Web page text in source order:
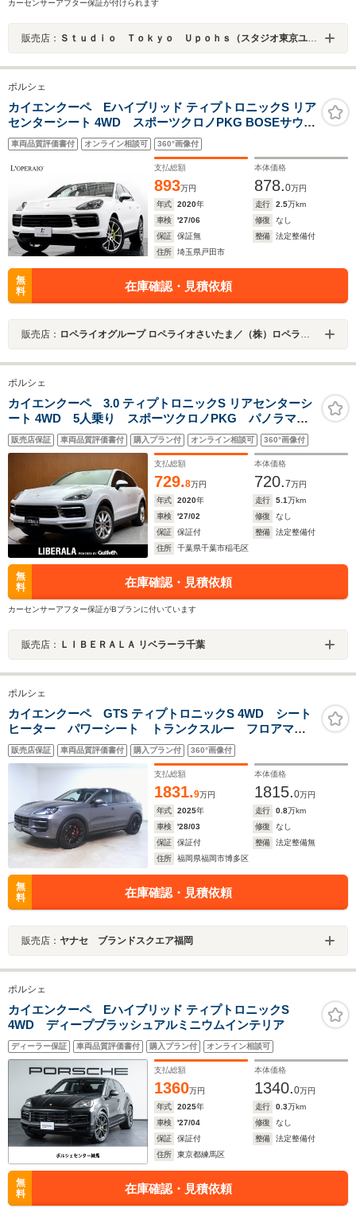
カーセンサーアフター保証が付けられます
販売店： Ｓｔｕｄｉｏ Ｔｏｋｙｏ Ｕｐｏｈｓ（スタジオ東京ユーポス）
ポルシェ
カイエンクーペ Eハイブリッド ティプトロニックS リア
センターシート 4WD スポーツクロノPKG BOSEサウン
ド シートヒーター ベンチレーター PAMS パノラマルー
フ アダプティブクルーズコントロール
車両品質評価書付 オンライン相談可 360°画像付
支払総額
893万円
本体価格
878.0万円
年式
2020年 走行 2.5万km
車検
'27/06 修復
なし
保証
保証無 整備
法定整備付
住所
埼玉県戸田市
無
料
在庫確認・見積依頼
販売店： ロペライオグループ ロペライオさいたま／（株）ロペライオ
ポルシェ
カイエンクーペ 3.0 ティプトロニックS リアセンターシ
ート 4WD 5人乗り スポーツクロノPKG パノラマ
SR ACC ベージュ革 シートH ナビ 360° Dイン
ナーミラー 純正20インチAW マトリックスLED 電動
リアゲート アクティブセーフティ エントリー&ドライ
ブシステム
販売店保証 車両品質評価書付 購入プラン付 オンライン相談可 360°画像付
支払総額
729.8万円
本体価格
720.7万円
年式
2020年 走行 5.1万km
車検
'27/02 修復
なし
保証
保証付 整備
法定整備付
住所
千葉県千葉市稲毛区
無
料
在庫確認・見積依頼
カーセンサーアフター保証がBプランに付いています
販売店： ＬＩＢＥＲＡＬＡ リベラーラ千葉
ポルシェ
カイエンクーペ GTS ティプトロニックS 4WD シート
ヒーター パワーシート トランクスルー フロアマッ
ト ナビ 音楽プレーヤー接続 Bluetooth接続 ETC
LEDヘッドライト 電動リアゲート 全周囲カメラ フ
ロントカメラ サイドカメラ
販売店保証 車両品質評価書付 購入プラン付 360°画像付
支払総額
1831.9万円
本体価格
1815.0万円
年式
2025年 走行 0.8万km
車検
'28/03 修復
なし
保証
保証付 整備
法定整備無
住所
福岡県福岡市博多区
無
料
在庫確認・見積依頼
販売店： ヤナセ ブランドスクエア福岡
ポルシェ
カイエンクーペ Eハイブリッド ティプトロニックS
4WD ディープブラッシュアルミニウムインテリア
ディーラー保証 車両品質評価書付 購入プラン付 オンライン相談可
支払総額
1360万円
本体価格
1340.0万円
年式
2025年 走行 0.3万km
車検
'27/04 修復
なし
保証
保証付 整備
法定整備付
住所
東京都練馬区
無
料
在庫確認・見積依頼